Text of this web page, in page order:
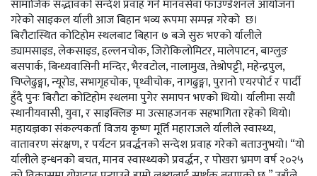
सामाजिक सद्भावको सन्देश प्रवाह गर्न मानवसेवा फाउण्डेशनले आयोजना
गरेको साइकल र्याली आज बिहान भव्य रूपमा सम्पन्न गरेको छ।
बिरौटास्थित कोटिहोम स्थलबाट बिहान ७ बजे सुरु भएको र्यालीले
ड्यामसाइड, लेकसाइड, हल्लनचोक, जिरोकिलोमिटर, मालेपाटन, बाग्लुङ
बसपार्क, बिन्ध्यवासिनी मन्दिर, भैरवटोल, नालामुख, तेश्रोपट्टी, महेन्द्रपुल,
चिप्लेढुङ्गा, न्यूरोड, सभागृहचोक, पृथ्वीचोक, नागढुङ्गा, पुरानो एयरपोर्ट र पार्दी
हुँदै पुनः बिरौटा कोटिहोम स्थलमा पुगेर समापन भएको थियो। र्यालीमा सयौं
स्थानीयवासी, युवा, र साइक्लिङ मा उत्साहजनक सहभागिता रहेको थियो।
महायज्ञका संकल्पकर्ता विजय कृष्ण मूर्ति महाराजले र्यालीले स्वास्थ्य,
वातावरण संरक्षण, र पर्यटन प्रवर्द्धनको सन्देश प्रवाह गरेको बताउनुभयो। “यो
र्यालीले इन्धनको बचत, मानव स्वास्थ्यको प्रवर्द्धन, र पोखरा भ्रमण वर्ष २०२५